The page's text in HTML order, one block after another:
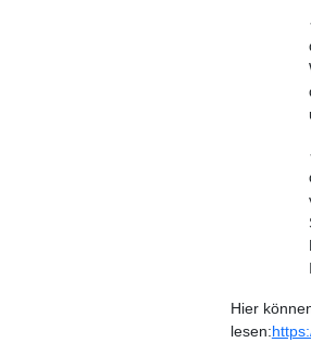
·
·
Hier
lesen: